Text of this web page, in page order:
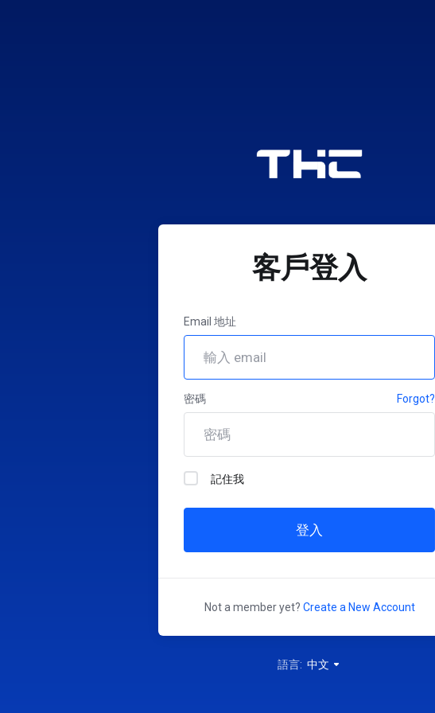
客戶登入
Email 地址
密碼 Forgot?
記住我
登入
Not a member yet? Create a New Account
語言: 中文